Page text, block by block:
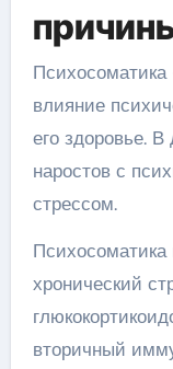
влияние
его здоровье.
наростов с
стрессом.
хронический
вторичный